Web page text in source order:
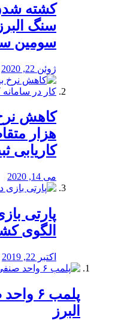
سنگ
سومین
ژوئن 22, 2020
هزار
کاریابی
می 14, 2020
پارتی
الگوی
اکتبر 22, 2019
پلمب
البرز